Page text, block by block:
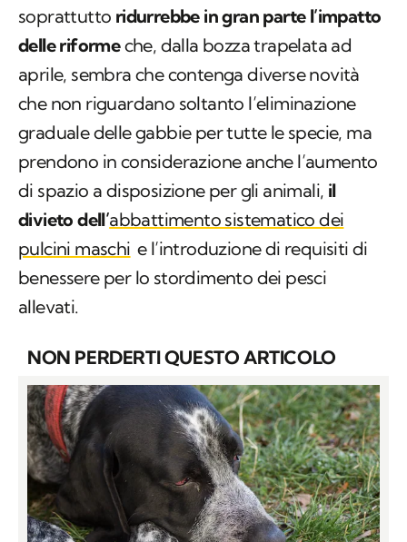
soprattutto ridurrebbe in gran parte l’impatto
delle riformeche, dalla bozza trapelata ad
aprile, sembra che contenga diverse novità
che non riguardano soltanto l’eliminazione
graduale delle gabbie per tutte le specie, ma
prendono in considerazione anche l’aumento
di spazio a disposizione per gli animali, il
divieto dell’abbattimento sistematico dei
pulcini maschi e l’introduzione di requisiti di
benessere per lo stordimento dei pesci
allevati.
NON PERDERTI QUESTO ARTICOLO